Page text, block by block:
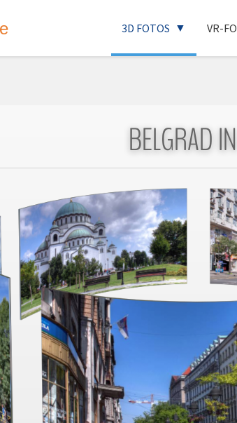
3D FOTOS VR-
BELGRAD